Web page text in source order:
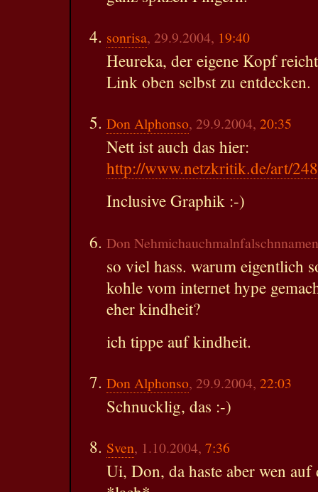
sonrisa, 29.9.2004, 19:40
Heureka, der eigene Kopf
Link oben selbst zu entdecken.
Don Alphonso, 29.9.2004, 20:35
Nett ist auch das hier:
http://www.netzkritik.de/art/
Inclusive Graphik :-)
Don
so viel hass. warum eigentlich
kohle vom internet hype
eher kindheit?
ich tippe auf kindheit.
Don Alphonso, 29.9.2004, 22:03
Schnucklig, das :-)
Sven, 1.10.2004, 7:36
Ui, Don, da haste aber wen